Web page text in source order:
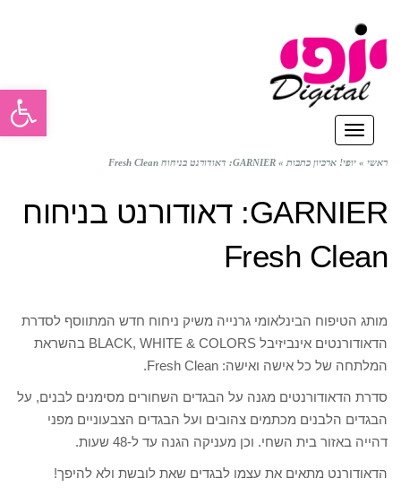
תפריט
ראשי » יופי! ארכיון כתבות » GARNIER: דאודורנט בניחוח Fresh Clean
GARNIER: דאודורנט בניחוח
Fresh Clean
מותג הטיפוח הבינלאומי גרנייה משיק ניחוח חדש המתווסף לסדרת
הדאודורנטים אינביזיבל BLACK, WHITE & COLORS בהשראת
המלתחה של כל אישה ואישה: Fresh Clean.
סדרת הדאודורנטים מגנה על הבגדים השחורים מסימנים לבנים, על
הבגדים הלבנים מכתמים צהובים ועל הבגדים הצבעוניים מפני
דהייה באזור בית השחי. וכן מעניקה הגנה עד ל-48 שעות.
הדאודורנט מתאים את עצמו לבגדים שאת לובשת ולא להיפך!
פתח